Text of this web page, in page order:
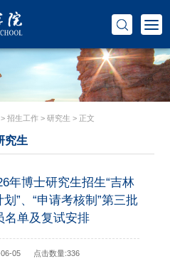
>招生工作 >研究生 > 正文
究生
年博士研究生招生“吉林
”、“申请考核制”第三批
名单及复试安排
05 点击数量:336